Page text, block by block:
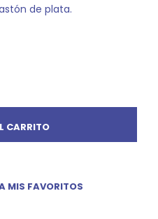
de plata.
CARRITO
MIS FAVORITOS